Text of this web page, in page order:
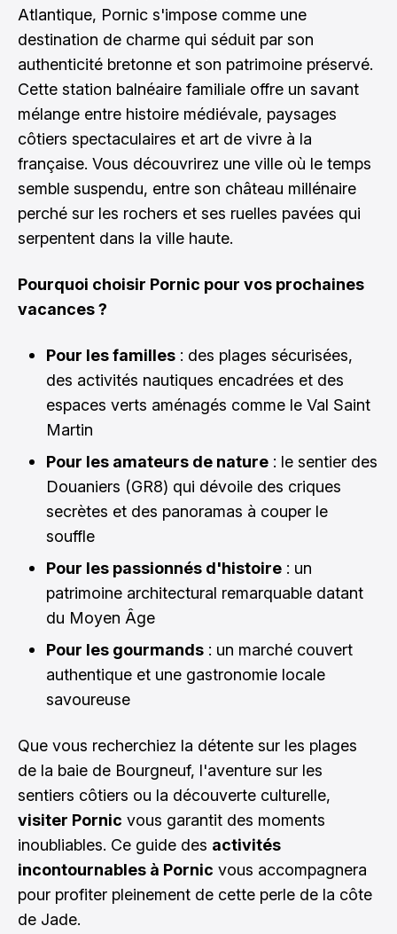
Atlantique, Pornic s'impose comme une
destination de charme qui séduit par son
authenticité bretonne et son patrimoine préservé.
Cette station balnéaire familiale offre un savant
mélange entre histoire médiévale, paysages
côtiers spectaculaires et art de vivre à la
française. Vous découvrirez une ville où le temps
semble suspendu, entre son château millénaire
perché sur les rochers et ses ruelles pavées qui
serpentent dans la ville haute.
Pourquoi choisir Pornic pour vos prochaines
vacances ?
Pour les familles : des plages sécurisées,
des activités nautiques encadrées et des
espaces verts aménagés comme le Val Saint
Martin
Pour les amateurs de nature : le sentier des
Douaniers (GR8) qui dévoile des criques
secrètes et des panoramas à couper le
souffle
Pour les passionnés d'histoire : un
patrimoine architectural remarquable datant
du Moyen Âge
Pour les gourmands : un marché couvert
authentique et une gastronomie locale
savoureuse
Que vous recherchiez la détente sur les plages
de la baie de Bourgneuf, l'aventure sur les
sentiers côtiers ou la découverte culturelle,
visiter Pornic vous garantit des moments
inoubliables. Ce guide des activités
incontournables à Pornic vous accompagnera
pour profiter pleinement de cette perle de la côte
de Jade.